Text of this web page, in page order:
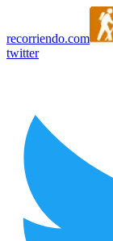
recorriendo.com
twitter